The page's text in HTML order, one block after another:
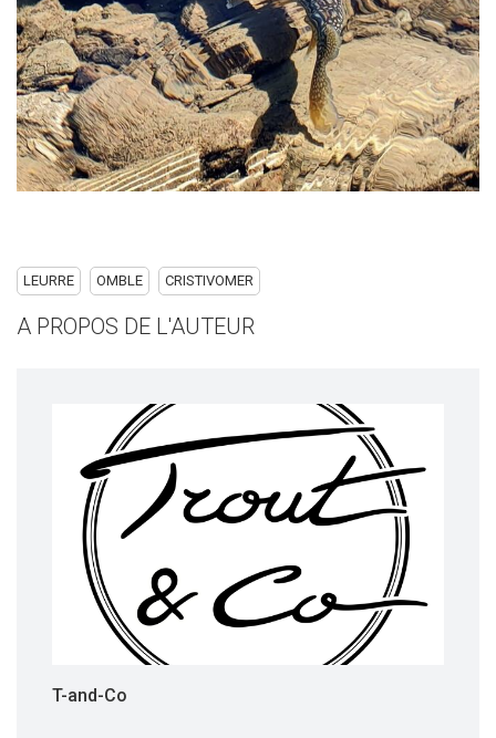
LEURRE OMBLE CRISTIVOMER
A PROPOS DE L'AUTEUR
T-and-Co